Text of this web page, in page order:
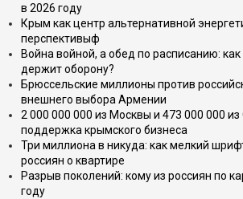
в 2026 году
Крым как центр альтернативной
перспективыф
Война войной, а обед по расписанию:
держит оборону?
Брюссельские миллионы против
внешнего выбора Армении
2 000 000 000 из Москвы и 473 000 000
поддержка крымского бизнеса
Три миллиона в никуда: как мелкий
россиян о квартире
Разрыв поколений: кому из россиян по
году